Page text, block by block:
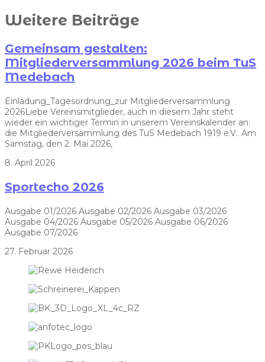
Weitere Beiträge
Gemeinsam gestalten:
Mitgliederversammlung 2026 beim TuS
Medebach
Einladung_Tagesordnung_zur Mitgliederversammlung
2026Liebe Vereinsmitglieder, auch in diesem Jahr steht
wieder ein wichtiger Termin in unserem Vereinskalender an:
die Mitgliederversammlung des TuS Medebach 1919 e.V.. Am
Samstag, den 2. Mai 2026,
8. April 2026
Sportecho 2026
Ausgabe 01/2026 Ausgabe 02/2026 Ausgabe 03/2026
Ausgabe 04/2026 Ausgabe 05/2026 Ausgabe 06/2026
Ausgabe 07/2026
27. Februar 2026